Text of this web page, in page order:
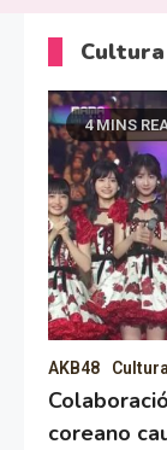
4 MINS
AKB48
coreano